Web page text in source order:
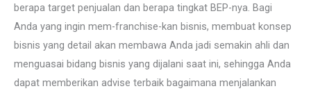
berapa target penjualan dan berapa tingkat BEP-nya. Bagi
Anda yang ingin mem-franchise-kan bisnis, membuat konsep
bisnis yang detail akan membawa Anda jadi semakin ahli dan
menguasai bidang bisnis yang dijalani saat ini, sehingga Anda
dapat memberikan advise terbaik bagaimana menjalankan